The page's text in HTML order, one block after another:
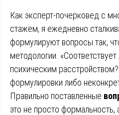
Как эксперт-почерковед с
стажем, я ежедневно
формулируют вопросы так,
методологии.
психическим
формулировки либо
Правильно поставленные
это не просто формальность,